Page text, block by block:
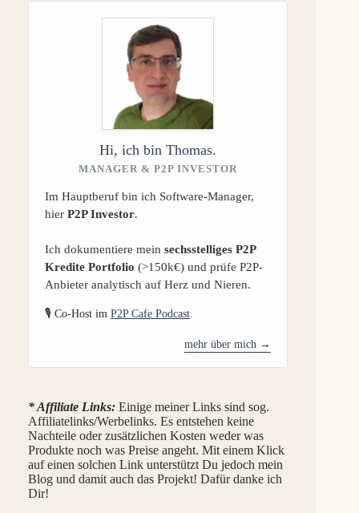
Hi, ich bin Thomas.
MANAGER & P2P INVESTOR
Im Hauptberuf bin ich Software-Manager,
hier P2P Investor.
Ich dokumentiere mein sechsstelliges P2P
Kredite Portfolio (>150k€) und prüfe P2P-
Anbieter analytisch auf Herz und Nieren.
🎙️ Co-Host im P2P Cafe Podcast.
mehr über mich →
* Affiliate Links: Einige meiner Links sind sog.
Affiliatelinks/Werbelinks. Es entstehen keine
Nachteile oder zusätzlichen Kosten weder was
Produkte noch was Preise angeht. Mit einem Klick
auf einen solchen Link unterstützt Du jedoch mein
Blog und damit auch das Projekt! Dafür danke ich
Dir!